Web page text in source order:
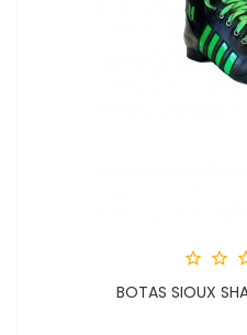
 
BOTAS SIOUX